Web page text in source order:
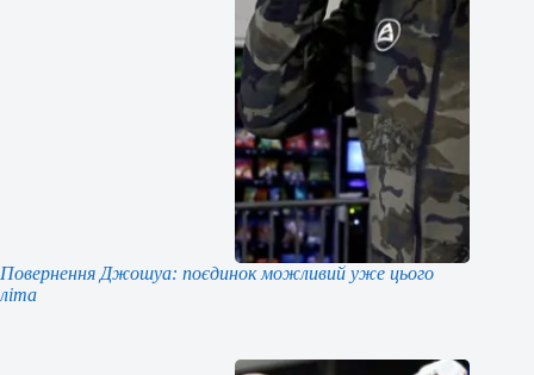
Повернення Джошуа: поєдинок можливий уже цього
літа